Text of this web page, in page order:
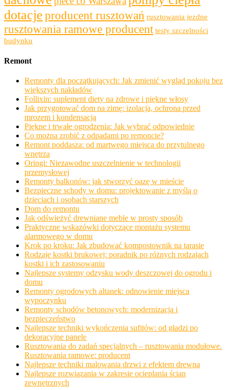
dotacje producent rusztowań rusztowania jezdne
rusztowania ramowe producent testy szczelności
budynku
Remont
Remonty dla początkujących: Jak zmienić wygląd pokoju bez
większych nakładów
Follixin: suplement diety na zdrowe i piękne włosy
Jak przygotować dom na zimę: izolacja, ochrona przed
mrozem i kondensacją
Piękne i trwałe ogrodzenia: Jak wybrać odpowiednie
Co można zrobić z odpadami po remoncie?
Remont poddasza: od martwego miejsca do przytulnego
wnętrza
Oringi: Niezawodne uszczelnienie w technologii
przemysłowej
Remonty balkonów: jak stworzyć oazę w mieście
Bezpieczne schody w domu: projektowanie z myślą o
dzieciach i osobach starszych
Dom do remontu
Jak odświeżyć drewniane meble w prosty sposób
Praktyczne wskazówki dotyczące montażu systemu
alarmowego w domu
Krok po kroku: Jak zbudować kompostownik na tarasie
Rodzaje kostki brukowej: poradnik po różnych rodzajach
kostki i ich zastosowaniu
Najlepsze systemy odzysku wody deszczowej do ogrodu i
domu
Remonty ogrodowych altanek: odnowienie miejsca
wypoczynku
Remonty schodów betonowych: modernizacja i
bezpieczeństwo
Najlepsze techniki wykończenia sufitów: od gładzi po
dekoracyjne panele
Rusztowania do zadań specjalnych – rusztowania modułowe.
Rusztowania ramowe: producent
Najlepsze techniki malowania drzwi z efektem drewna
Najlepsze rozwiązania w zakresie ocieplania ścian
zewnętrznych